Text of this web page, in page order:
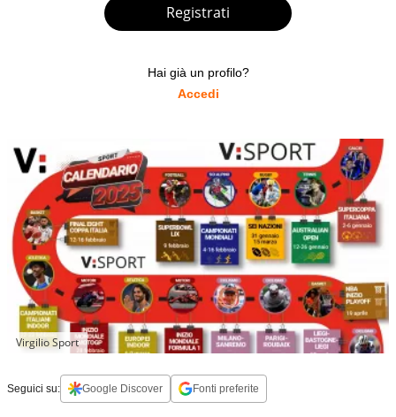
Registrati
Hai già un profilo?
Accedi
Virgilio Sport
Seguici su: Google Discover Fonti preferite